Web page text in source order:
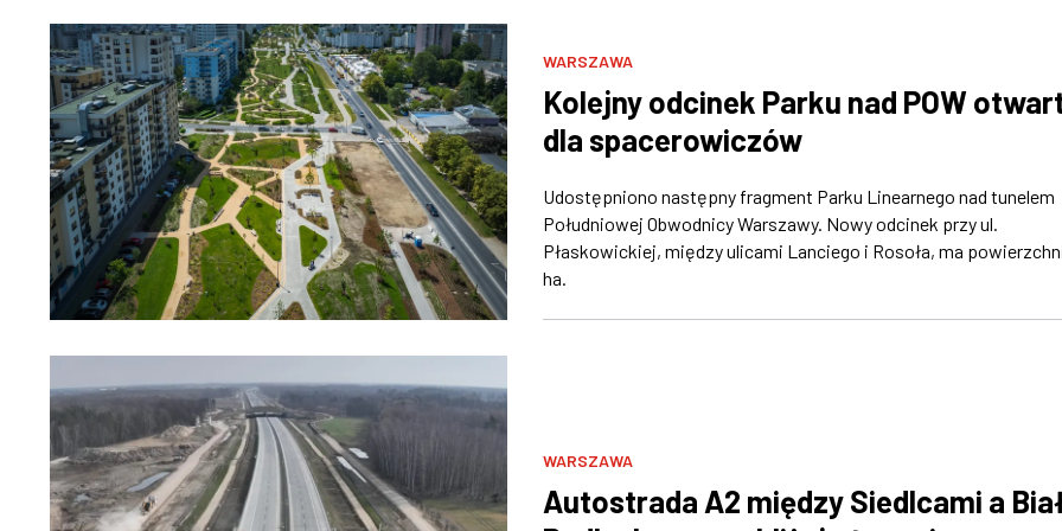
WARSZAWA
Kolejny odcinek Parku nad POW
dla spacerowiczów
Udostępniono następny fragment Parku Linearnego nad tunelem
Południowej Obwodnicy Warszawy. Nowy odcinek przy ul.
Płaskowickiej, między ulicami Lanciego i Rosoła, ma
ha.
WARSZAWA
Autostrada A2 między Siedlcami a